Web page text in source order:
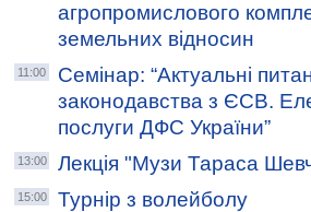
агропромислового
земельних відносин
11:00
Семінар: “Актуальні
законодавства з ЄСВ.
послуги ДФС України”
13:00 Лекція "Музи Тараса
15:00 Турнір з волейболу